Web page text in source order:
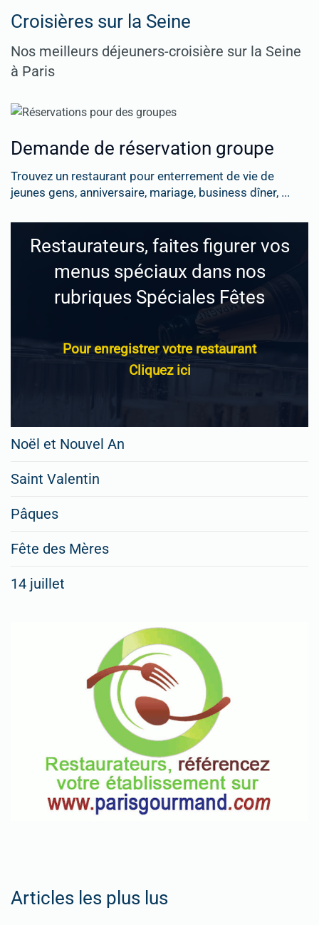
Croisières sur la Seine
Nos meilleurs déjeuners-croisière sur la Seine
à Paris
Demande de réservation groupe
Trouvez un restaurant pour enterrement de vie de
jeunes gens, anniversaire, mariage, business dîner, ...
Restaurateurs, faites figurer vos
menus spéciaux dans nos
rubriques Spéciales Fêtes
Pour enregistrer votre restaurant
Cliquez ici
Noël et Nouvel An
Saint Valentin
Pâques
Fête des Mères
14 juillet
Articles les plus lus